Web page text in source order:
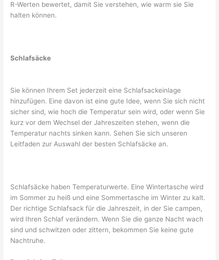
R-Werten bewertet, damit Sie verstehen, wie warm sie Sie
halten können.
Schlafsäcke
Sie können Ihrem Set jederzeit eine Schlafsackeinlage
hinzufügen. Eine davon ist eine gute Idee, wenn Sie sich nicht
sicher sind, wie hoch die Temperatur sein wird, oder wenn Sie
kurz vor dem Wechsel der Jahreszeiten stehen, wenn die
Temperatur nachts sinken kann. Sehen Sie sich unseren
Leitfaden zur Auswahl der besten Schlafsäcke an.
Schlafsäcke haben Temperaturwerte. Eine Wintertasche wird
im Sommer zu heiß und eine Sommertasche im Winter zu kalt.
Der richtige Schlafsack für die Jahreszeit, in der Sie campen,
wird Ihren Schlaf verändern. Wenn Sie die ganze Nacht wach
sind und schwitzen oder zittern, bekommen Sie keine gute
Nachtruhe.